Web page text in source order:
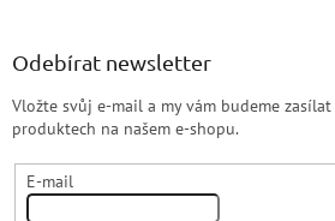
Odebírat newsletter
Vložte svůj e-mail a my vám budeme
produktech na našem e-shopu.
E-mail